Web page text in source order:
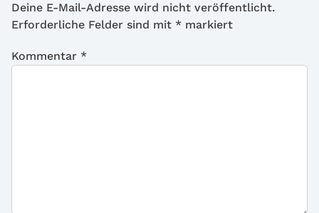
Deine E-Mail-Adresse wird nicht veröffentlicht.
Erforderliche Felder sind mit * markiert
Kommentar *